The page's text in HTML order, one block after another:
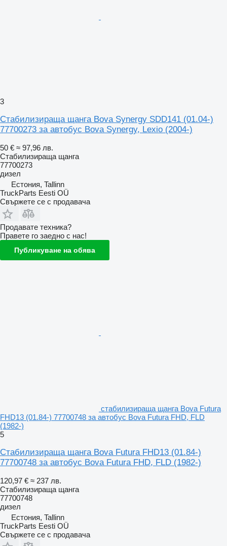
3
Стабилизираща щанга Bova Synergy SDD141 (01.04-)
77700273 за автобус Bova Synergy, Lexio (2004-)
50 € ≈ 97,96 лв.
Стабилизираща щанга
77700273
дизел
Естония, Tallinn
TruckParts Eesti OÜ
Свържете се с продавача
Продавате техника?
Правете го заедно с нас!
Публикуване на обява
стабилизираща щанга Bova Futura
FHD13 (01.84-) 77700748 за автобус Bova Futura FHD, FLD
(1982-)
5
Стабилизираща щанга Bova Futura FHD13 (01.84-)
77700748 за автобус Bova Futura FHD, FLD (1982-)
120,97 € ≈ 237 лв.
Стабилизираща щанга
77700748
дизел
Естония, Tallinn
TruckParts Eesti OÜ
Свържете се с продавача